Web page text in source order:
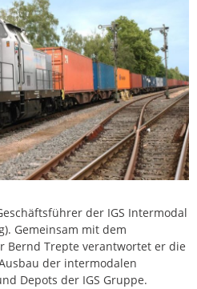
der IGS Intermodal
Gemeinsam mit dem
Bernd Trepte verantwortet er die
der intermodalen
Depots der IGS Gruppe.